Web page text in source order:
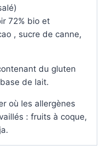
72% bio et
, sucre de canne,
du gluten
de lait.
où les allergènes
: fruits à coque,